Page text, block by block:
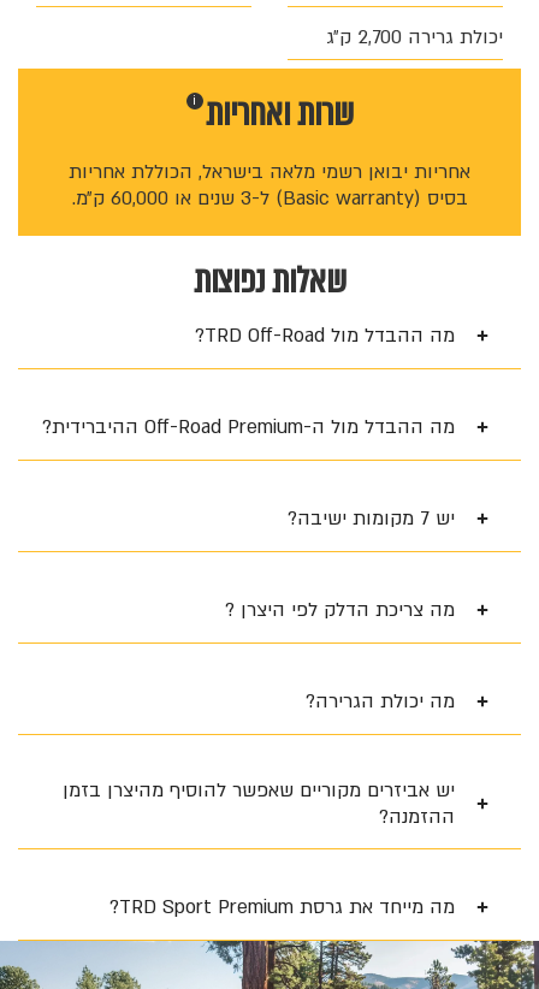
יכולת גרירה 2,700 ק״ג
שרות ואחריות i
אחריות יבואן רשמי מלאה בישראל, הכוללת אחריות
בסיס (Basic warranty) ל-3 שנים או 60,000 ק״מ.
שאלות נפוצות
מה ההבדל מול TRD Off-Road?
מה ההבדל מול ה-Off-Road Premium ההיברידית?
יש 7 מקומות ישיבה?
מה צריכת הדלק לפי היצרן ?
מה יכולת הגרירה?
יש אביזרים מקוריים שאפשר להוסיף מהיצרן בזמן
ההזמנה?
מה מייחד את גרסת TRD Sport Premium?